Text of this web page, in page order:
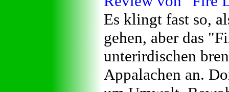
Es klingt fast so,
gehen, aber das
unterirdischen
Appalachen an.